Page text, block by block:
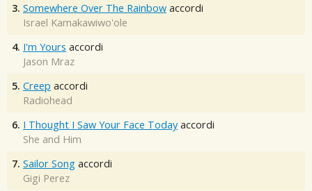
3. Somewhere Over The Rainbow accordi
Israel Kamakawiwo'ole
4. I'm Yours accordi
Jason Mraz
5. Creep accordi
Radiohead
6. I Thought I Saw Your Face Today accordi
She and Him
7. Sailor Song accordi
Gigi Perez